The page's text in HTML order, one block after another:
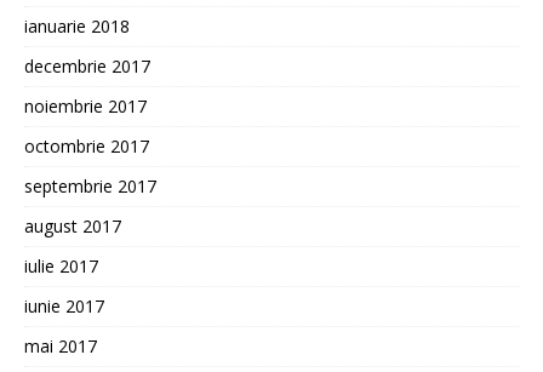
ianuarie 2018
decembrie 2017
noiembrie 2017
octombrie 2017
septembrie 2017
august 2017
iulie 2017
iunie 2017
mai 2017